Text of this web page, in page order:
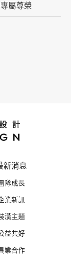
屬尊榮
新消息
隊成長
業新訊
潢主題
益共好
業合作